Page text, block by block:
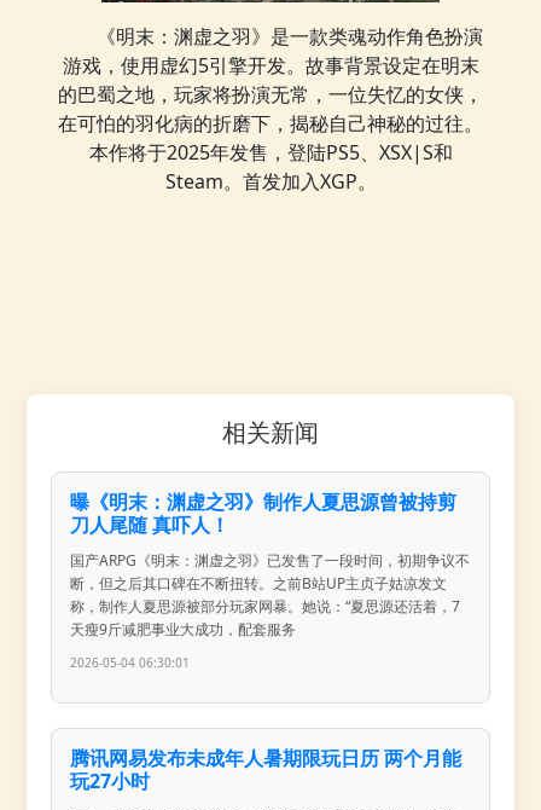
《明末：渊虚之羽》是一款类魂动作角色扮演
游戏，使用虚幻5引擎开发。故事背景设定在明末
的巴蜀之地，玩家将扮演无常，一位失忆的女侠，
在可怕的羽化病的折磨下，揭秘自己神秘的过往。
本作将于2025年发售，登陆PS5、XSX|S和
Steam。首发加入XGP。
相关新闻
曝《明末：渊虚之羽》制作人夏思源曾被持剪
刀人尾随 真吓人！
国产ARPG《明末：渊虚之羽》已发售了一段时间，初期争议不
断，但之后其口碑在不断扭转。之前B站UP主贞子姑凉发文
称，制作人夏思源被部分玩家网暴。她说：“夏思源还活着，7
天瘦9斤减肥事业大成功，配套服务
2026-05-04 06:30:01
腾讯网易发布未成年人暑期限玩日历 两个月能
玩27小时